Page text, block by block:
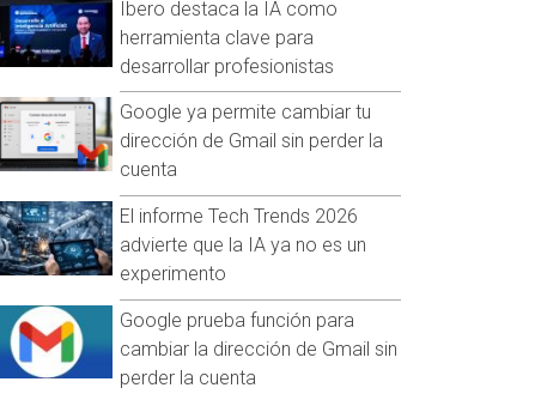
Ibero destaca la IA como
herramienta clave para
desarrollar profesionistas
Google ya permite cambiar tu
dirección de Gmail sin perder la
cuenta
El informe Tech Trends 2026
advierte que la IA ya no es un
experimento
Google prueba función para
cambiar la dirección de Gmail sin
perder la cuenta